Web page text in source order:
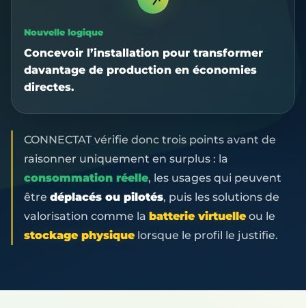
Nouvelle logique
Concevoir l’installation pour transformer
davantage de production en économies
directes.
CONNECTAT vérifie donc trois points avant de
raisonner uniquement en surplus : la
consommation réelle, les usages qui peuvent
être déplacés ou pilotés, puis les solutions de
valorisation comme la batterie virtuelle ou le
stockage physique lorsque le profil le justifie.